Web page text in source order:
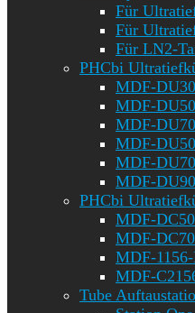
Für
Für
Für LN2-
PHCbi
MDF-
MDF-
MDF-
MDF-
MDF-
MDF-
PHCbi
MDF-
MDF-
MDF-1156-
MDF-
Tube